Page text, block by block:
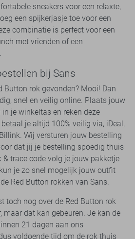
sneakers voor een relaxte,
een spijkerjasje toe voor een
combinatie is perfect voor een
met vrienden of een
bij Sans
Button rok gevonden? Mooi! Dan
snel en veilig online. Plaats jouw
je winkeltas en reken deze
je altijd 100% veilig via, iDeal,
Wij versturen jouw bestelling
dat jij je bestelling spoedig thuis
trace code volg je jouw pakketje
je zo snel mogelijk jouw outfit
Red Button rokken van Sans.
toch nog over de Red Button rok
maar dat kan gebeuren. Je kan de
21 dagen aan ons
voldoende tijd om de rok thuis